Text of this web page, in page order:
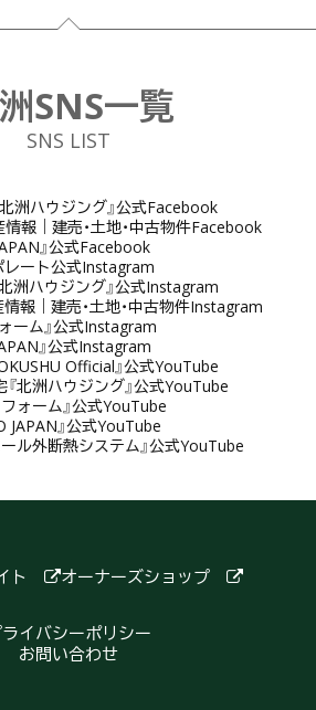
SNS一覧
SNS LIST
洲ハウジング』公式Facebook
報｜建売・土地・中古物件Facebook
』公式Facebook
レート公式Instagram
洲ハウジング』公式Instagram
報｜建売・土地・中古物件Instagram
ーム』公式Instagram
』公式Instagram
Official』公式YouTube
『北洲ハウジング』公式YouTube
フォーム』公式YouTube
JAPAN』公式YouTube
ール外断熱システム』公式YouTube
ト オーナーズショップ
イバシーポリシー
お問い合わせ